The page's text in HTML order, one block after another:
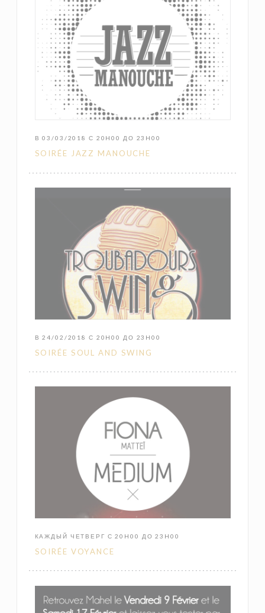
В 03/03/2018 С 20H00 ДО 23H00
SOIRÉE JAZZ MANOUCHE
В 24/02/2018 С 20H00 ДО 23H00
SOIRÉE SOUL AND SWING
КАЖДЫЙ ЧЕТВЕРГ С 20H00 ДО 23H00
SOIRÉE VOYANCE